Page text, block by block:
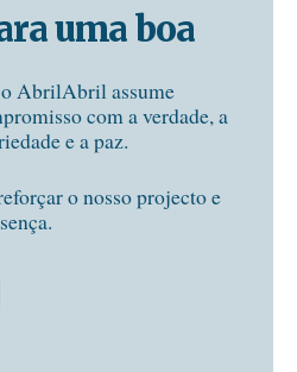
uma boa
o AbrilAbril assume
com a verdade, a
e a paz.
o nosso projecto e